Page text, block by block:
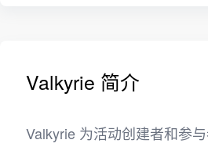
Valkyrie 简介
Valkyrie 为活动创建者和参